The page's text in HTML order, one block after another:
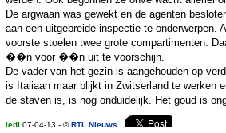
De argwaan was gewekt en de agenten
aan een uitgebreide inspectie te onderwerpen.
voorste stoelen twee grote compartimenten.
��n voor ��n uit te voorschijn.
De vader van het gezin is aangehouden op
is Italiaan maar blijkt in Zwitserland te werken
de staven is, is nog onduidelijk. Het goud is
ledi 07-04-13 - ©RTL Nieuws